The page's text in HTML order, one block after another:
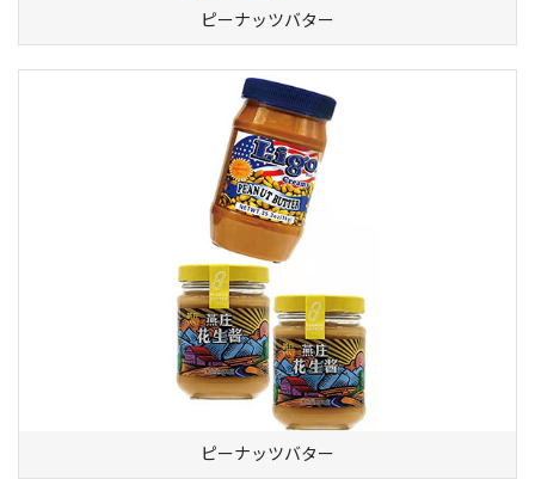
ピーナッツバター
ピーナッツバター